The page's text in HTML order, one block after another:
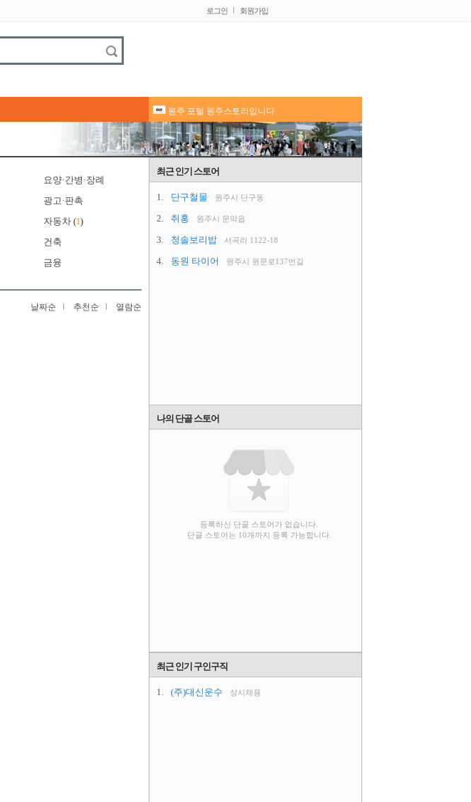
로그인 회원가입
원주 포털 원주스토리입니다
최근 인기 스토어
1. 단구철물 원주시 단구동
2. 취홍 원주시 문막읍
3. 청솔보리밥 서곡리 1122-18
4. 동원 타이어 원주시 원문로137번길
나의 단골 스토어
등록하신 단골 스토어가 없습니다.
단골 스토어는 10개까지 등록 가능합니다.
최근 인기 구인구직
1. (주)대신운수 상시채용
요양·간병·장례
광고·판촉
자동차 (1)
건축
금융
날짜순 추천순 열람순